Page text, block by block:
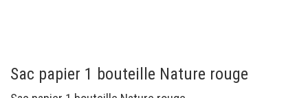
Sac papier 1 bouteille Nature rouge